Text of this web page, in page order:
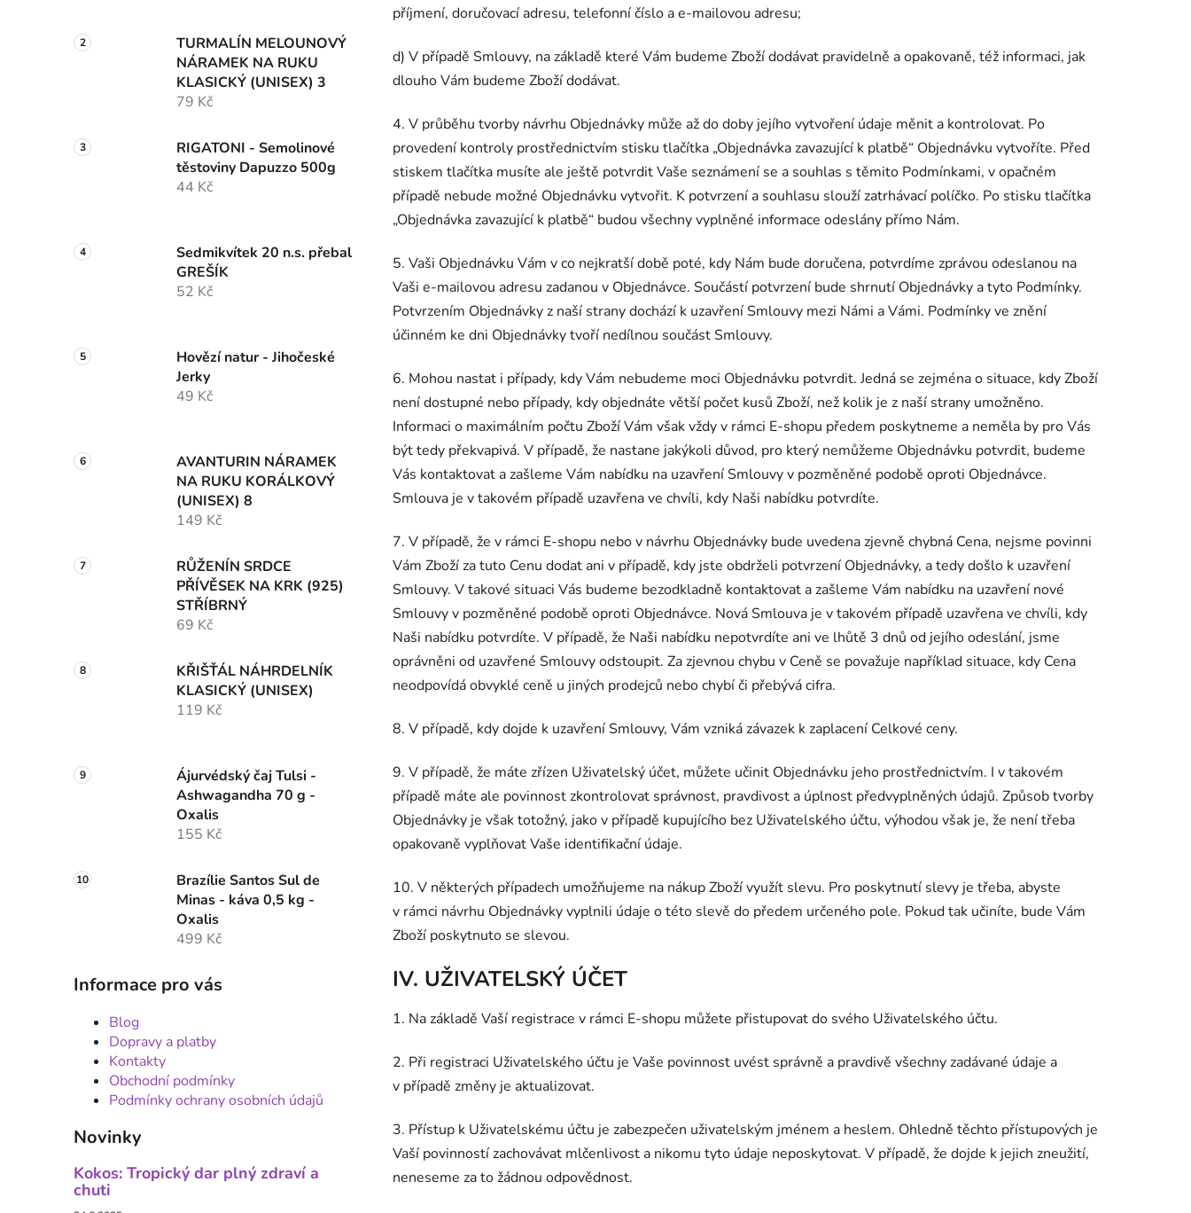
TURMALÍN MELOUNOVÝ
NÁRAMEK NA RUKU
KLASICKÝ (UNISEX) 3
79 Kč
RIGATONI - Semolinové
těstoviny Dapuzzo 500g
44 Kč
Sedmikvítek 20 n.s. přebal
GREŠÍK
52 Kč
Hovězí natur - Jihočeské
Jerky
49 Kč
AVANTURIN NÁRAMEK
NA RUKU KORÁLKOVÝ
(UNISEX) 8
149 Kč
RŮŽENÍN SRDCE
PŘÍVĚSEK NA KRK (925)
STŘÍBRNÝ
69 Kč
KŘIŠŤÁL NÁHRDELNÍK
KLASICKÝ (UNISEX)
119 Kč
Ájurvédský čaj Tulsi -
Ashwagandha 70 g -
Oxalis
155 Kč
Brazílie Santos Sul de
Minas - káva 0,5 kg -
Oxalis
499 Kč
Informace pro vás
Blog
Dopravy a platby
Kontakty
Obchodní podmínky
Podmínky ochrany osobních údajů
Novinky
Kokos: Tropický dar plný zdraví a
chuti
příjmení, doručovací adresu, telefonní číslo a e-mailovou adresu;
d) V případě Smlouvy, na základě které Vám budeme Zboží dodávat pravidelně a opakovaně, též informaci, jak
dlouho Vám budeme Zboží dodávat.
4. V průběhu tvorby návrhu Objednávky může až do doby jejího vytvoření údaje měnit a kontrolovat. Po
provedení kontroly prostřednictvím stisku tlačítka „Objednávka zavazující k platbě“ Objednávku vytvoříte. Před
stiskem tlačítka musíte ale ještě potvrdit Vaše seznámení se a souhlas s těmito Podmínkami, v opačném
případě nebude možné Objednávku vytvořit. K potvrzení a souhlasu slouží zatrhávací políčko. Po stisku tlačítka
„Objednávka zavazující k platbě“ budou všechny vyplněné informace odeslány přímo Nám.
5. Vaši Objednávku Vám v co nejkratší době poté, kdy Nám bude doručena, potvrdíme zprávou odeslanou na
Vaši e-mailovou adresu zadanou v Objednávce. Součástí potvrzení bude shrnutí Objednávky a tyto Podmínky.
Potvrzením Objednávky z naší strany dochází k uzavření Smlouvy mezi Námi a Vámi. Podmínky ve znění
účinném ke dni Objednávky tvoří nedílnou součást Smlouvy.
6. Mohou nastat i případy, kdy Vám nebudeme moci Objednávku potvrdit. Jedná se zejména o situace, kdy Zboží
není dostupné nebo případy, kdy objednáte větší počet kusů Zboží, než kolik je z naší strany umožněno.
Informaci o maximálním počtu Zboží Vám však vždy v rámci E-shopu předem poskytneme a neměla by pro Vás
být tedy překvapivá. V případě, že nastane jakýkoli důvod, pro který nemůžeme Objednávku potvrdit, budeme
Vás kontaktovat a zašleme Vám nabídku na uzavření Smlouvy v pozměněné podobě oproti Objednávce.
Smlouva je v takovém případě uzavřena ve chvíli, kdy Naši nabídku potvrdíte.
7. V případě, že v rámci E-shopu nebo v návrhu Objednávky bude uvedena zjevně chybná Cena, nejsme povinni
Vám Zboží za tuto Cenu dodat ani v případě, kdy jste obdrželi potvrzení Objednávky, a tedy došlo k uzavření
Smlouvy. V takové situaci Vás budeme bezodkladně kontaktovat a zašleme Vám nabídku na uzavření nové
Smlouvy v pozměněné podobě oproti Objednávce. Nová Smlouva je v takovém případě uzavřena ve chvíli, kdy
Naši nabídku potvrdíte. V případě, že Naši nabídku nepotvrdíte ani ve lhůtě 3 dnů od jejího odeslání, jsme
oprávněni od uzavřené Smlouvy odstoupit. Za zjevnou chybu v Ceně se považuje například situace, kdy Cena
neodpovídá obvyklé ceně u jiných prodejců nebo chybí či přebývá cifra.
8. V případě, kdy dojde k uzavření Smlouvy, Vám vzniká závazek k zaplacení Celkové ceny.
9. V případě, že máte zřízen Uživatelský účet, můžete učinit Objednávku jeho prostřednictvím. I v takovém
případě máte ale povinnost zkontrolovat správnost, pravdivost a úplnost předvyplněných údajů. Způsob tvorby
Objednávky je však totožný, jako v případě kupujícího bez Uživatelského účtu, výhodou však je, že není třeba
opakovaně vyplňovat Vaše identifikační údaje.
10. V některých případech umožňujeme na nákup Zboží využít slevu. Pro poskytnutí slevy je třeba, abyste
v rámci návrhu Objednávky vyplnili údaje o této slevě do předem určeného pole. Pokud tak učiníte, bude Vám
Zboží poskytnuto se slevou.
IV. UŽIVATELSKÝ ÚČET
1. Na základě Vaší registrace v rámci E-shopu můžete přistupovat do svého Uživatelského účtu.
2. Při registraci Uživatelského účtu je Vaše povinnost uvést správně a pravdivě všechny zadávané údaje a
v případě změny je aktualizovat.
3. Přístup k Uživatelskému účtu je zabezpečen uživatelským jménem a heslem. Ohledně těchto přístupových je
Vaší povinností zachovávat mlčenlivost a nikomu tyto údaje neposkytovat. V případě, že dojde k jejich zneužití,
neneseme za to žádnou odpovědnost.